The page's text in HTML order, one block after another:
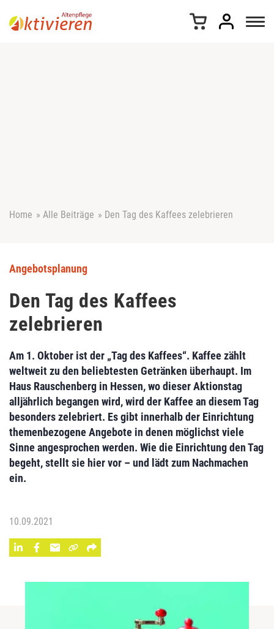
Home » Alle Beiträge » Den Tag des Kaffees zelebrieren
Angebotsplanung
Den Tag des Kaffees
zelebrieren
Am 1. Oktober ist der „Tag des Kaffees“. Kaffee zählt
weltweit zu den beliebtesten Getränken überhaupt. Im
Haus Rauschenberg in Hessen, wo dieser Aktionstag
alljährlich begangen wird, wird der Kaffee an diesem Tag
besonders zelebriert. Es gibt innerhalb der Einrichtung
themenbezogene Angebote in denen möglichst viele
Sinne angesprochen werden. Wie die Einrichtung den Tag
begeht, stellt sie hier vor – und lädt zum Nachmachen
ein.
10.09.2021